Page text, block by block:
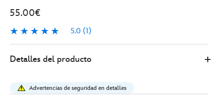
55.00€
5.0 (1)
5.0
1
Store
55.00
figuras-
bdx-
Detalles del producto
Advertencias de seguridad en detalles